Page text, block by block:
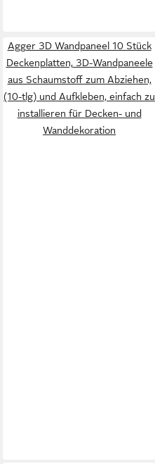
Agger 3D Wandpaneel 10 Stück
Deckenplatten, 3D-Wandpaneele
aus Schaumstoff zum Abziehen,
(10-tlg) und Aufkleben, einfach zu
installieren für Decken- und
Wanddekoration